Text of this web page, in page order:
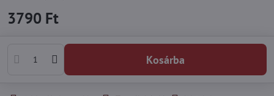
3790 Ft
Kosárba